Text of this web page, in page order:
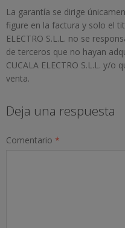
La garantía se dirige
figure en la factura y solo el
ELECTRO S.L.L. no se
de terceros que no hayan
CUCALA ELECTRO S.L.L. y/
venta.
Deja una respuesta
Comentario *